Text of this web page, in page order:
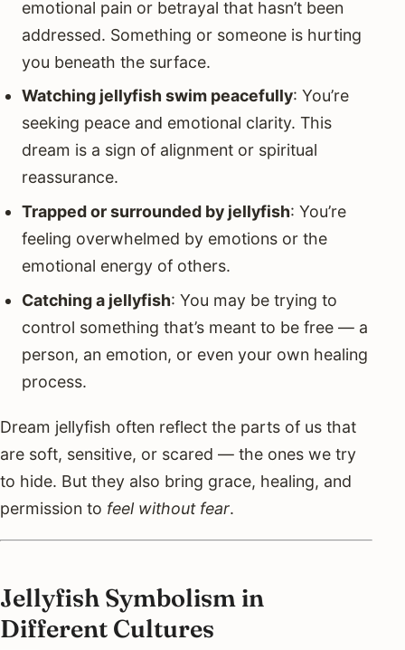
emotional pain or betrayal that hasn’t been
addressed. Something or someone is hurting
you beneath the surface.
Watching jellyfish swim peacefully: You’re
seeking peace and emotional clarity. This
dream is a sign of alignment or spiritual
reassurance.
Trapped or surrounded by jellyfish: You’re
feeling overwhelmed by emotions or the
emotional energy of others.
Catching a jellyfish: You may be trying to
control something that’s meant to be free — a
person, an emotion, or even your own healing
process.
Dream jellyfish often reflect the parts of us that
are soft, sensitive, or scared — the ones we try
to hide. But they also bring grace, healing, and
permission to feel without fear.
Jellyfish Symbolism in
Different Cultures